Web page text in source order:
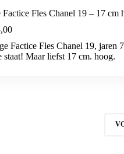
Factice Fles Chanel 19 – 17 cm
Factice Fles Chanel 19, jaren
staat! Maar liefst 17 cm. hoog.